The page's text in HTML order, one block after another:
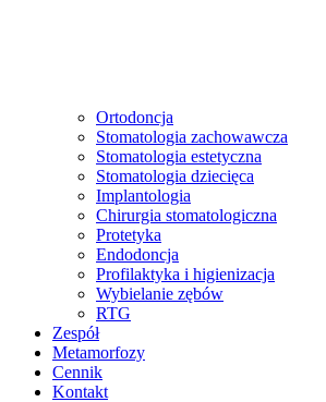
Ortodoncja
Stomatologia zachowawcza
Stomatologia estetyczna
Stomatologia dziecięca
Implantologia
Chirurgia stomatologiczna
Protetyka
Endodoncja
Profilaktyka i higienizacja
Wybielanie zębów
RTG
Zespół
Metamorfozy
Cennik
Kontakt